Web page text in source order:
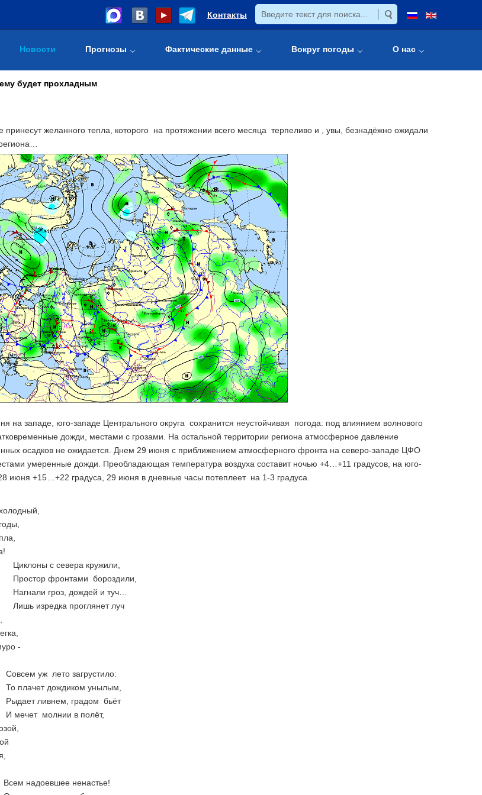
Контакты
Новости Прогнозы Фактические данные Вокруг погоды О нас
будет прохладным
желанного тепла, которого на протяжении всего месяца терпеливо и , увы, безнадёжно ожидали
на западе, юго-западе Центрального округа сохранится неустойчивая погода: под влиянием волнового
дожди, местами с грозами. На остальной территории региона атмосферное давление
осадков не ожидается. Днем 29 июня с приближением атмосферного фронта на северо-западе ЦФО
умеренные дожди. Преобладающая температура воздуха составит ночью +4…+11 градусов, на юго-
июня +15…+22 градуса, 29 июня в дневные часы потеплеет на 1-3 градуса.
кружили,
бороздили,
дождей и туч…
проглянет луч
-
загрустило:
унылым,
градом бьёт
в полёт,
ненастье!